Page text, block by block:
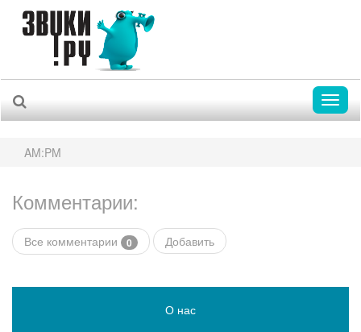
AM:PM
Комментарии:
Все комментарии 0 Добавить
О нас